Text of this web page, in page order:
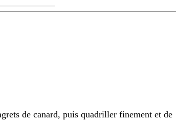
de canard, puis quadriller finement et de